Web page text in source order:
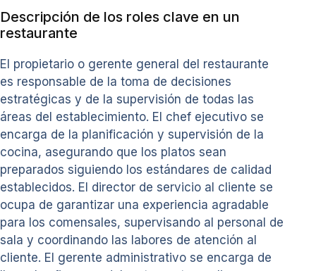
Descripción de los roles clave en un
restaurante
El propietario o gerente general del restaurante
es responsable de la toma de decisiones
estratégicas y de la supervisión de todas las
áreas del establecimiento. El chef ejecutivo se
encarga de la planificación y supervisión de la
cocina, asegurando que los platos sean
preparados siguiendo los estándares de calidad
establecidos. El director de servicio al cliente se
ocupa de garantizar una experiencia agradable
para los comensales, supervisando al personal de
sala y coordinando las labores de atención al
cliente. El gerente administrativo se encarga de